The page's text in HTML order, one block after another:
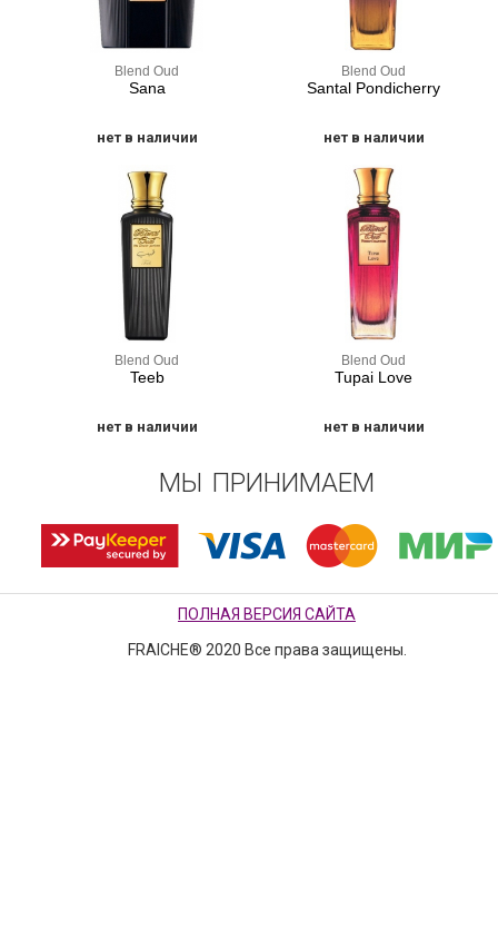
Blend Oud
Sana
нет в наличии
Blend Oud
Santal Pondicherry
нет в наличии
Blend Oud
Teeb
нет в наличии
Blend Oud
Tupai Love
нет в наличии
МЫ ПРИНИМАЕМ
ПОЛНАЯ ВЕРСИЯ САЙТА
FRAICHE® 2020 Все права защищены.